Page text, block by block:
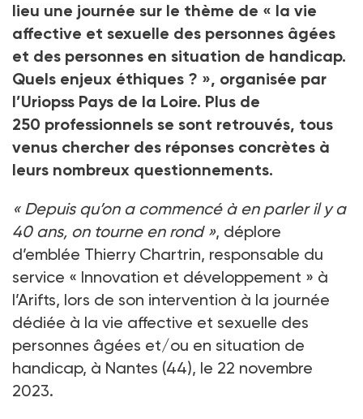
lieu une journée sur le thème de « la vie
affective et sexuelle des personnes âgées
et des personnes en situation de handicap.
Quels enjeux éthiques ? », organisée par
l’Uriopss Pays de la Loire. Plus de
250 professionnels se sont retrouvés, tous
venus chercher des réponses concrètes à
leurs nombreux questionnements.
« Depuis qu’on a commencé à en parler il y a
40 ans, on tourne en rond », déplore
d’emblée Thierry Chartrin, responsable du
service « Innovation et développement » à
l’Arifts, lors de son intervention à la journée
dédiée à la vie affective et sexuelle des
personnes âgées et/ou en situation de
handicap, à Nantes (44), le 22 novembre
2023.